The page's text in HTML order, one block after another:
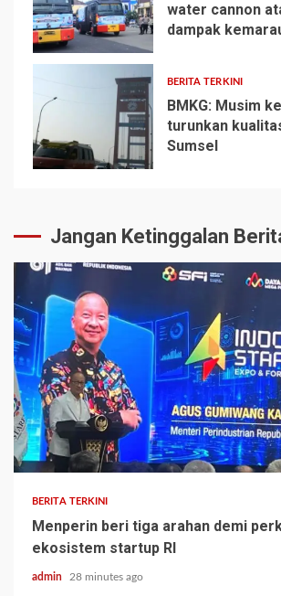
4
water cannon
dampak
5
BERITA TERKINI
BMKG: Musim
turunkan
Sumsel
Jangan Ketinggalan
BERITA TERKINI
Menperin beri tiga arahan demi
ekosistem startup RI
admin 28 minutes ago